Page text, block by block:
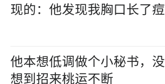
现的：他发现我胸口长了痘
他本想低调做个小秘书，没
想到招来桃运不断